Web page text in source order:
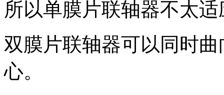
所以单膜片联轴器不太适
双膜片联轴器可以同时
心。